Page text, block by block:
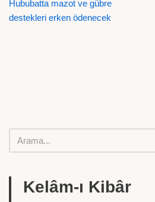
Hububatta mazot ve gübre
destekleri erken ödenecek
Kelâm-ı Kibâr